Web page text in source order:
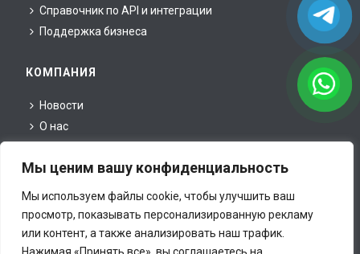
Мы ценим вашу конфиденциальность
Мы используем файлы cookie, чтобы улучшить ваш
просмотр, показывать персонализированную рекламу
или контент, а также анализировать наш трафик.
Справочник по API и интеграции
Поддержка бизнеса
КОМПАНИЯ
Новости
О нас
Для прессы
Юридическая информация
Контакты